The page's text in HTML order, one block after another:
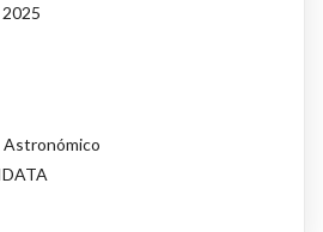
Astronómico